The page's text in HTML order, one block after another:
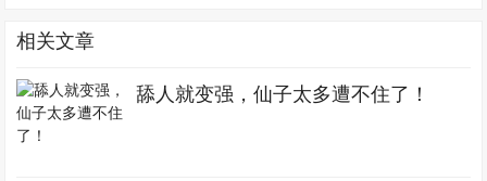
相关文章
舔人就变强，仙子太多遭不住了！